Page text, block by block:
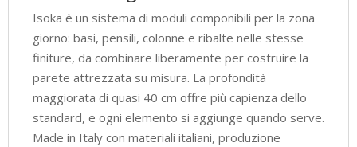
Isoka è un sistema di moduli componibili per la zona
giorno: basi, pensili, colonne e ribalte nelle stesse
finiture, da combinare liberamente per costruire la
parete attrezzata su misura. La profondità
maggiorata di quasi 40 cm offre più capienza dello
standard, e ogni elemento si aggiunge quando serve.
Made in Italy con materiali italiani, produzione